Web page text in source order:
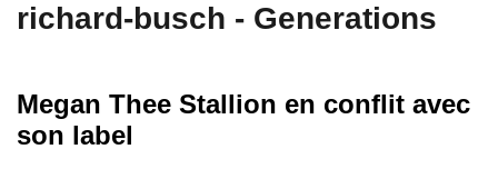
richard-busch - Generations
Megan Thee Stallion en conflit avec
son label